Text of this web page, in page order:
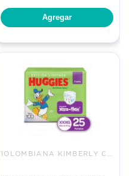
Agregar